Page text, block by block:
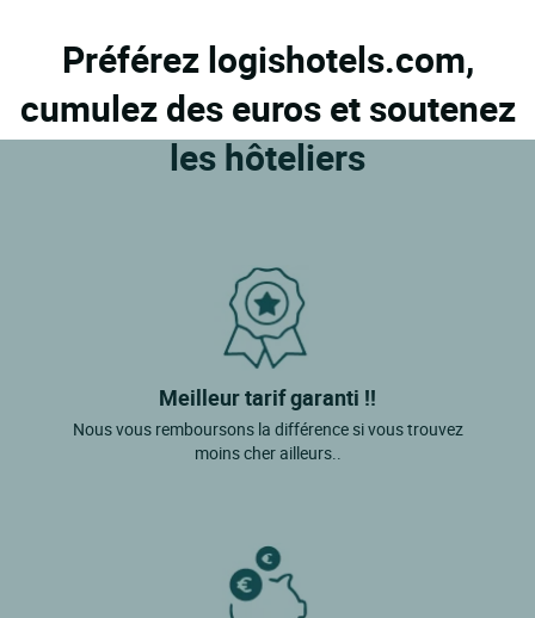
Préférez logishotels.com,
cumulez des euros et soutenez
les hôteliers
Meilleur tarif garanti !!
Nous vous remboursons la différence si vous trouvez
moins cher ailleurs..